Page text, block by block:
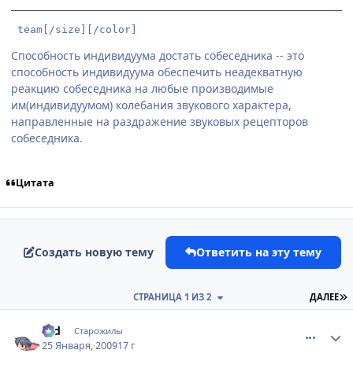
team[/size][/color]
Способность индивидуума достать собеседника -- это
способность индивидуума обеспечить неадекватную
реакцию собеседника на любые производимые
им(индивидуумом) колебания звукового характера,
направленные на раздражение звуковых рецепторов
собеседника.
Цитата
Создать новую тему Ответить на эту тему
ДАЛЕЕ
СТРАНИЦА 1 ИЗ 2
Old Старожилы
25 Января, 200917 г